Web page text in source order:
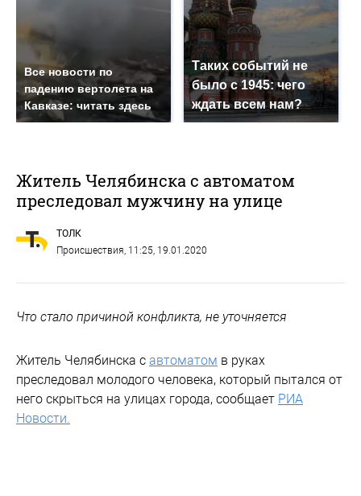
Все новости по
падению вертолета на
Кавказе: читать здесь
Таких событий не
было с 1945: чего
ждать всем нам?
Житель Челябинска с автоматом
преследовал мужчину на улице
ТОЛК
Происшествия, 11:25, 19.01.2020
Что стало причиной конфликта, не уточняется
Житель Челябинска с автоматом в руках
преследовал молодого человека, который пытался от
него скрыться на улицах города, сообщает РИА
Новости.